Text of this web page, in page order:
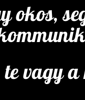
okos,
vagy a